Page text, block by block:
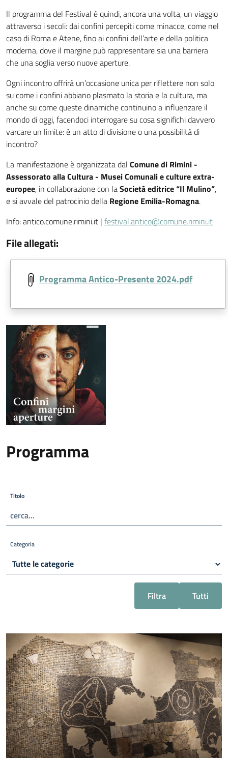
Il programma del Festival è quindi, ancora una volta, un viaggio
attraverso i secoli: dai confini percepiti come minacce, come nel
caso di Roma e Atene, fino ai confini dell’arte e della politica
moderna, dove il margine può rappresentare sia una barriera
che una soglia verso nuove aperture.
Ogni incontro offrirà un’occasione unica per riflettere non solo
su come i confini abbiano plasmato la storia e la cultura, ma
anche su come queste dinamiche continuino a influenzare il
mondo di oggi, facendoci interrogare su cosa significhi davvero
varcare un limite: è un atto di divisione o una possibilità di
incontro?
La manifestazione è organizzata dal Comune di Rimini -
Assessorato alla Cultura - Musei Comunali e culture extra-
europee, in collaborazione con laSocietà editrice “Il Mulino”,
e si avvale del patrocinio della Regione Emilia-Romagna.
Info: antico.comune.rimini.it | festival.antico@comune.rimini.it
File allegati:
Document:
Programma Antico-Presente 2024.pdf
Programma
Titolo
Categoria